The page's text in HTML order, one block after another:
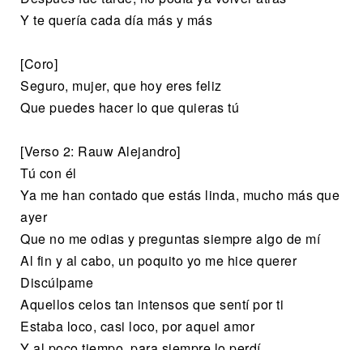
Y te quería cada día más y más
[Coro]
Seguro, mujer, que hoy eres feliz
Que puedes hacer lo que quieras tú
[Verso 2: Rauw Alejandro]
Tú con él
Ya me han contado que estás linda, mucho más que
ayer
Que no me odias y preguntas siempre algo de mí
Al fin y al cabo, un poquito yo me hice querer
Discúlpame
Aquellos celos tan intensos que sentí por ti
Estaba loco, casi loco, por aquel amor